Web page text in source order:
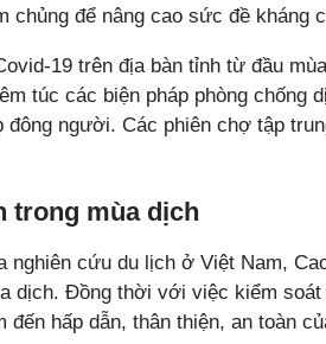
chủng để nâng cao sức đề kháng
19 trên địa bàn tỉnh từ đầu
túc các biện pháp phòng chống
người. Các phiên chợ tập
trong mùa dịch
nghiên cứu du lịch ở Việt Nam,
dịch. Đồng thời với việc kiểm
hấp dẫn, thân thiện, an toàn